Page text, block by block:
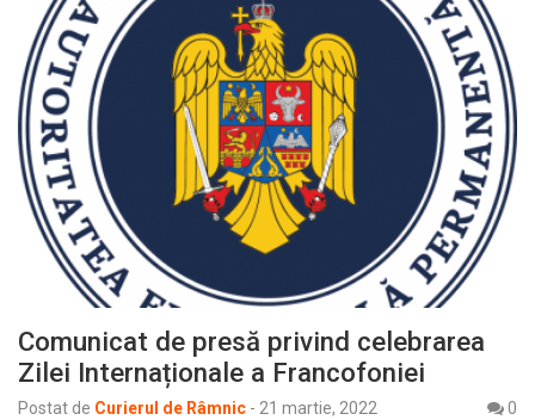
Comunicat de presă privind celebrarea
Zilei Internaționale a Francofoniei
Postat de Curierul de Râmnic - 21 martie, 2022
0